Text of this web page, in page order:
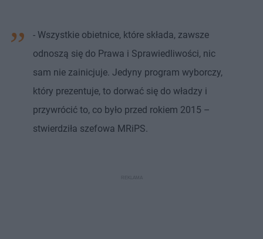
- Wszystkie obietnice, które składa, zawsze
odnoszą się do Prawa i Sprawiedliwości, nic
sam nie zainicjuje. Jedyny program wyborczy,
który prezentuje, to dorwać się do władzy i
przywrócić to, co było przed rokiem 2015 –
stwierdziła szefowa MRiPS.